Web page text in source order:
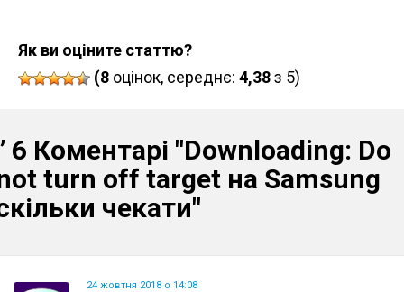
Як ви оціните статтю?
(8 оцінок, середнє: 4,38з 5)
6 Коментарі "Downloading: Do
turn off target на Samsung
чекати"
24 жовтня 2018 о 14:08